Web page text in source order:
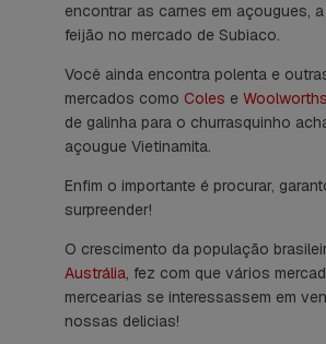
encontrar as carnes em açougues,
feijão no mercado de Subiaco.
Você ainda encontra polenta e
mercados como Coles e Woolworths
de galinha para o churrasquinho
açougue Vietinamita.
Enfim o importante é procurar,
surpreender!
O crescimento da população
Austrália, fez com que vários
mercearias se interessassem em
nossas delicias!